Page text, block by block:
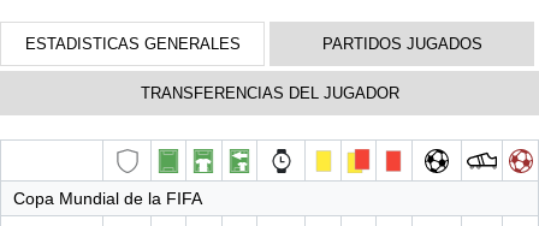
ESTADISTICAS GENERALES PARTIDOS JUGADOS
TRANSFERENCIAS DEL JUGADOR
Copa Mundial de la FIFA